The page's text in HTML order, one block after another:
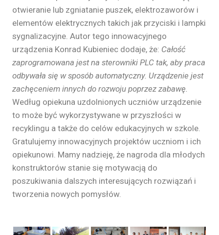
otwieranie lub zgniatanie puszek, elektrozaworów i
elementów elektrycznych takich jak przyciski i lampki
sygnalizacyjne. Autor tego innowacyjnego
urządzenia Konrad Kubieniec dodaje, że: Całość
zaprogramowana jest na sterowniki PLC tak, aby praca
odbywała się w sposób automatyczny. Urządzenie jest
zachęceniem innych do rozwoju poprzez zabawę.
Według opiekuna uzdolnionych uczniów urządzenie
to może być wykorzystywane w przyszłości w
recyklingu a także do celów edukacyjnych w szkole.
Gratulujemy innowacyjnych projektów uczniom i ich
opiekunowi. Mamy nadzieję, że nagroda dla młodych
konstruktorów stanie się motywacją do
poszukiwania dalszych interesujących rozwiązań i
tworzenia nowych pomysłów.